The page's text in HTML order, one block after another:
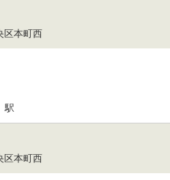
区本町西
駅
区本町西